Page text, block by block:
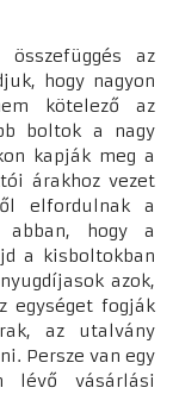
az
hogy nagyon
kötelező az
boltok a nagy
kapják meg a
árakhoz vezet
elfordulnak a
abban, hogy a
a kisboltokban
azok,
egységet fogják
az utalvány
Persze van egy
lévő vásárlási